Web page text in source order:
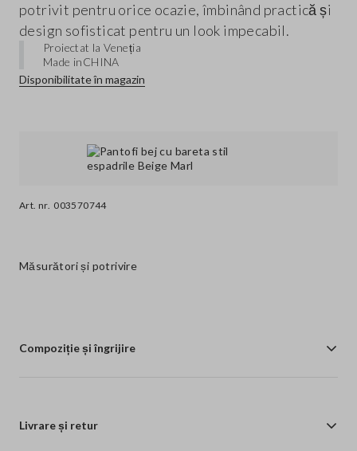
Art. nr. 003570744
potrivit pentru orice ocazie, îmbinând practică și
design sofisticat pentru un look impecabil.
Proiectat la Veneția
Made inCHINA
Disponibilitate în magazin
Măsurători și potrivire
Compoziție și îngrijire
Livrare și retur